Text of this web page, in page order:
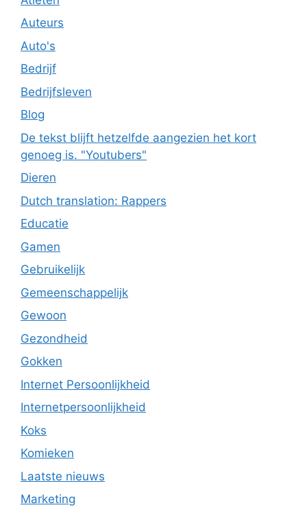
Auteurs
Auto's
Bedrijf
Bedrijfsleven
Blog
De tekst blijft hetzelfde aangezien het kort
genoeg is. "Youtubers"
Dieren
Dutch translation: Rappers
Educatie
Gamen
Gebruikelijk
Gemeenschappelijk
Gewoon
Gezondheid
Gokken
Internet Persoonlijkheid
Internetpersoonlijkheid
Koks
Komieken
Laatste nieuws
Marketing